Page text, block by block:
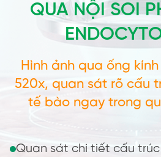
QUA NỘI SOI
Hình ảnh qua ống
520x, quan sát rõ cấu
tế bào ngay trong
Quan sát chi tiết cấu